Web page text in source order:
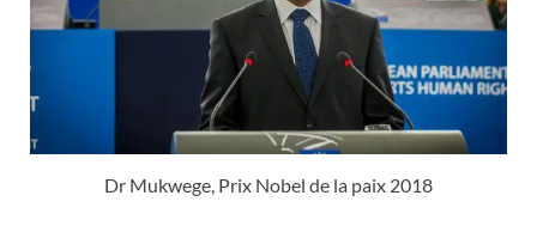
Dr Mukwege, Prix Nobel de la paix 2018